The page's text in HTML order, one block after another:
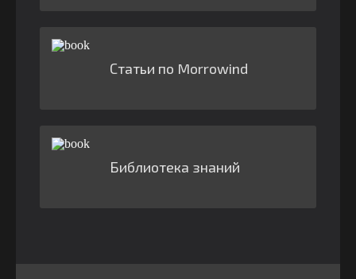
Статьи по Morrowind
Библиотека знаний